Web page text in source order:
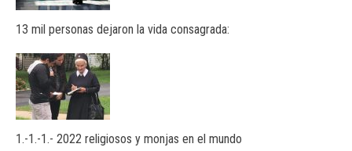
13 mil personas dejaron la vida consagrada:
1.-1.-1.- 2022 religiosos y monjas en el mundo